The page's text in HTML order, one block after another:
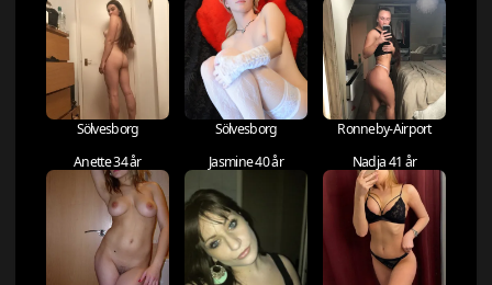
Sölvesborg Sölvesborg
Ronneby-Airport
Anette 34 år
Jasmine 40 år Nadja 41 år